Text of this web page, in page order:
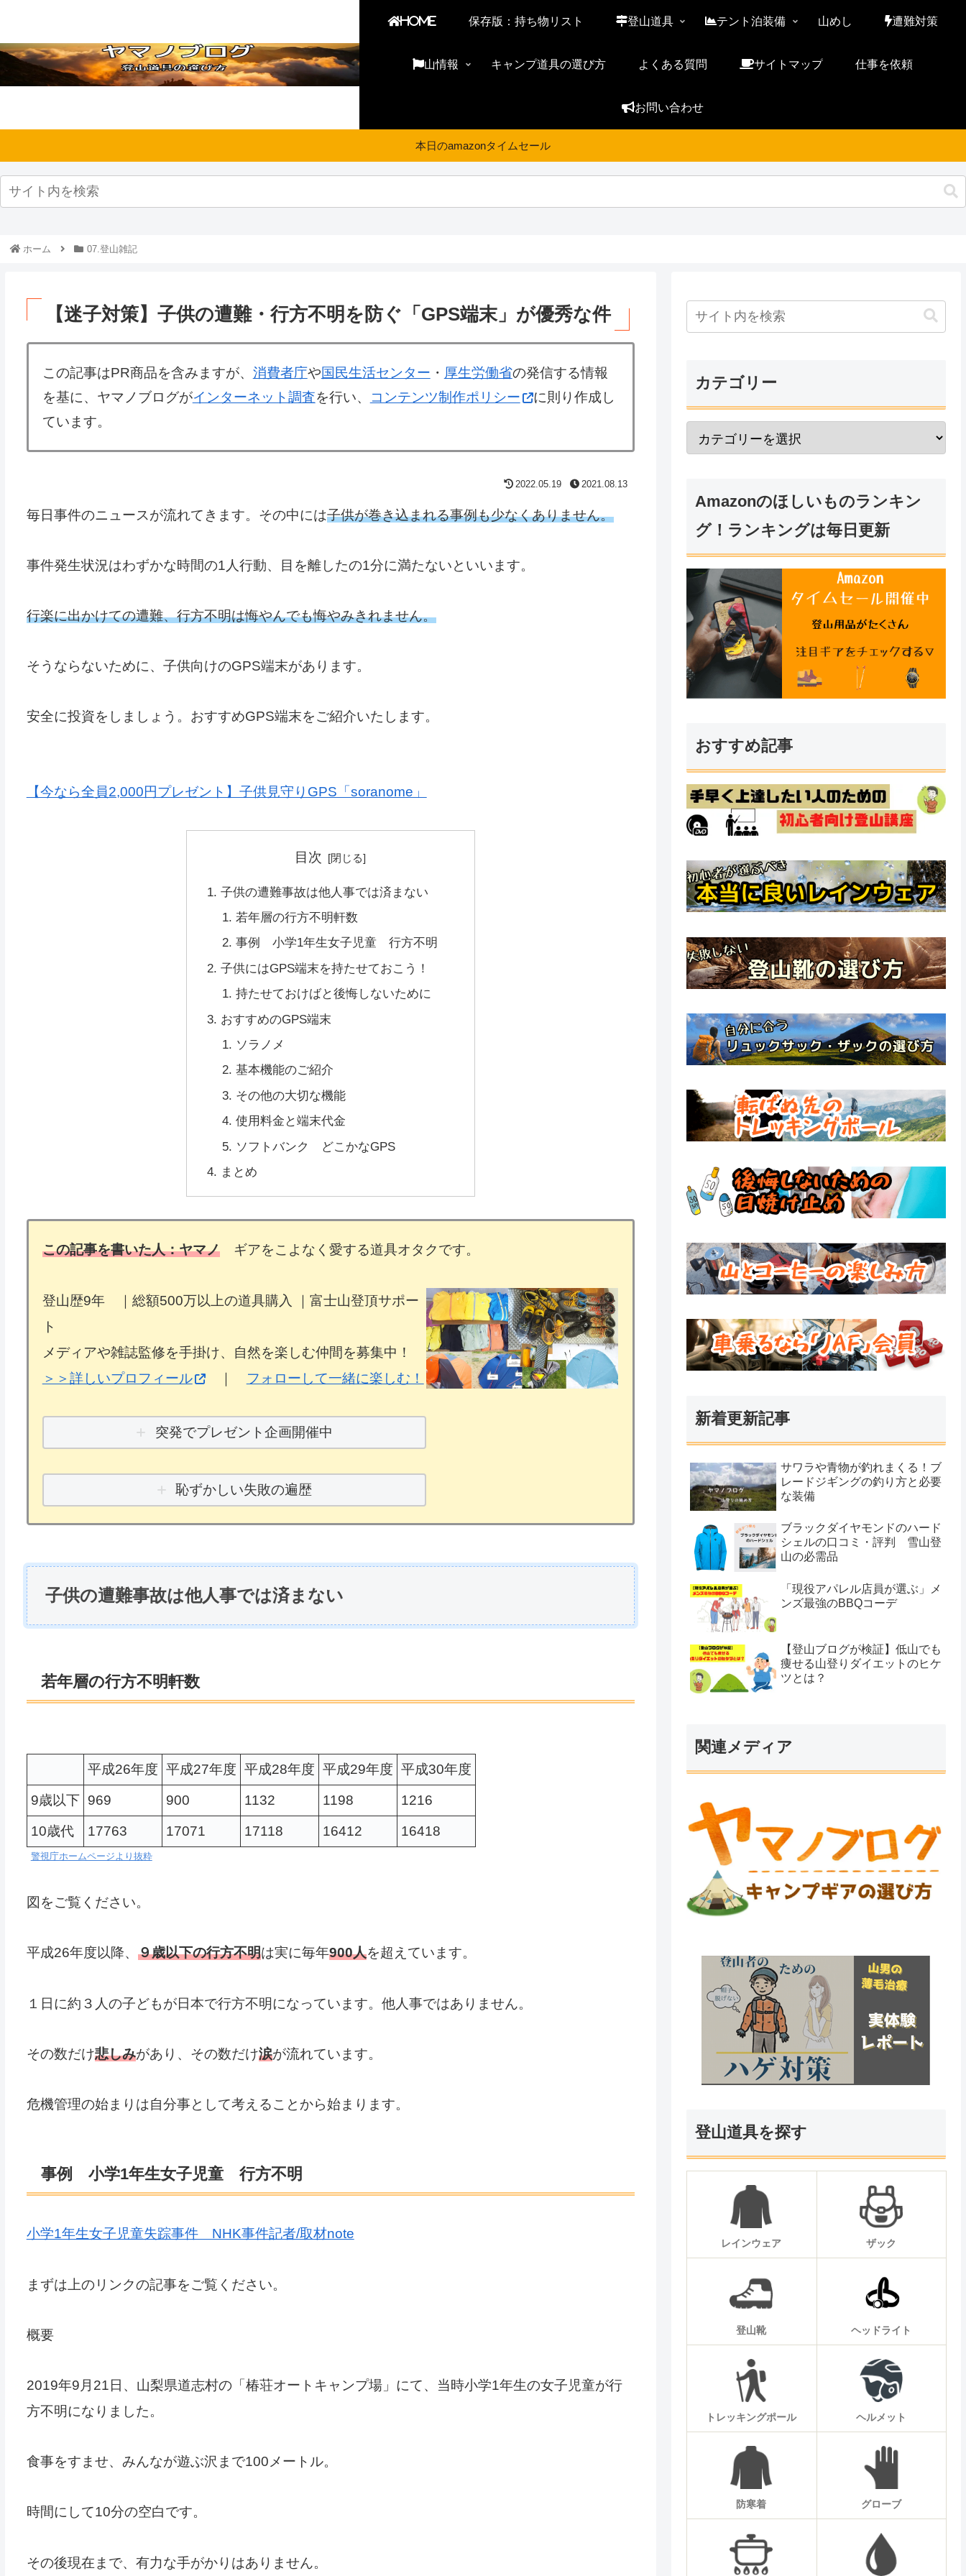
HOME 保存版：持ち物リスト 登山道具 テント泊装備 山めし 遭難対策
山情報 キャンプ道具の選び方 よくある質問 サイトマップ 仕事を依頼
お問い合わせ
本日のamazonタイムセール
ホーム 07.登山雑記
【迷子対策】子供の遭難・行方不明を防ぐ「GPS端末」が優秀な件
この記事はPR商品を含みますが、 消費者庁や国民生活センター ・ 厚生労働省の発信する情報
を基に、ヤマノブログがインターネット調査を行い、 コンテンツ制作ポリシー
に則り作成し
ています。
2022.05.19 2021.08.13
毎日事件のニュースが流れてきます。その中には子供が巻き込まれる事例も少なくありません。
事件発生状況はわずかな時間の1人行動、目を離したの1分に満たないといいます。
行楽に出かけての遭難、行方不明は悔やんでも悔やみきれません。
そうならないために、子供向けのGPS端末があります。
安全に投資をしましょう。おすすめGPS端末をご紹介いたします。
【今なら全員2,000円プレゼント】子供見守りGPS「soranome」
目次
子供の遭難事故は他人事では済まない
若年層の行方不明軒数
事例 小学1年生女子児童 行方不明
子供にはGPS端末を持たせておこう！
持たせておけばと後悔しないために
おすすめのGPS端末
ソラノメ
基本機能のご紹介
その他の大切な機能
使用料金と端末代金
ソフトバンク どこかなGPS
まとめ
この記事を書いた人：ヤマノギアをこよなく愛する道具オタクです。
登山歴9年 ｜総額500万以上の道具購入 ｜富士山登頂サポー
ト
メディアや雑誌監修を手掛け、自然を楽しむ仲間を募集中！
＞＞詳しいプロフィール
｜ フォローして一緒に楽しむ！
突発でプレゼント企画開催中
恥ずかしい失敗の遍歴
子供の遭難事故は他人事では済まない
若年層の行方不明軒数
平成26年度 平成27年度 平成28年度 平成29年度 平成30年度
9歳以下 969 900 1132 1198 1216
10歳代 17763 17071 17118 16412 16418
警視庁ホームページより抜粋
図をご覧ください。
平成26年度以降、 ９歳以下の行方不明は実に毎年900人を超えています。
１日に約３人の子どもが日本で行方不明になっています。他人事ではありません。
その数だけ悲しみがあり、その数だけ涙が流れています。
危機管理の始まりは自分事として考えることから始まります。
事例 小学1年生女子児童 行方不明
小学1年生女子児童失踪事件 NHK事件記者/取材note
まずは上のリンクの記事をご覧ください。
概要
2019年9月21日、山梨県道志村の「椿荘オートキャンプ場」にて、当時小学1年生の女子児童が行
方不明になりました。
食事をすませ、みんなが遊ぶ沢まで100メートル。
時間にして10分の空白です。
その後現在まで、有力な手がかりはありません。
カテゴリー
Amazonのほしいものランキン
グ！ランキングは毎日更新
おすすめ記事
新着更新記事
サワラや青物が釣れまくる！ブ
レードジギングの釣り方と必要
な装備
ブラックダイヤモンドのハード
シェルの口コミ・評判 雪山登
山の必需品
「現役アパレル店員が選ぶ」メ
ンズ最強のBBQコーデ
【登山ブログが検証】低山でも
痩せる山登りダイエットのヒケ
ツとは？
関連メディア
登山道具を探す
レインウェア ザック
登山靴 ヘッドライト
トレッキングポール ヘルメット
防寒着 グローブ